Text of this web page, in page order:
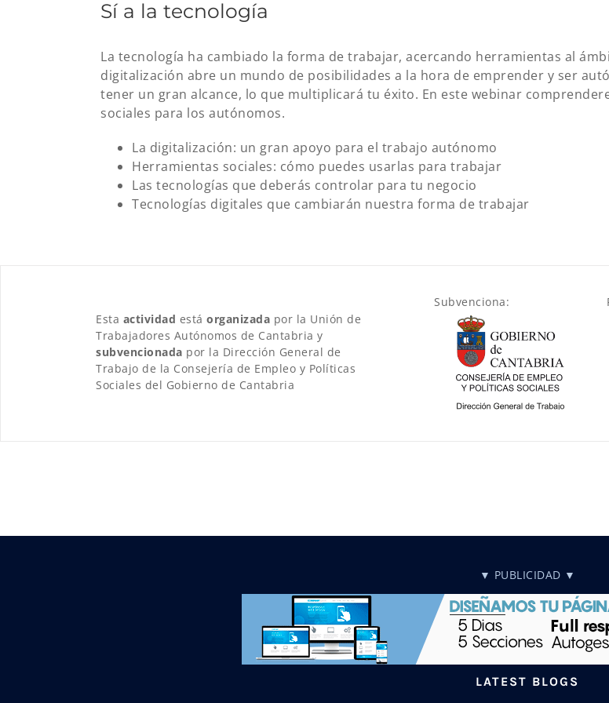
Sí a la tecnología
La tecnología ha cambiado la forma de trabajar, acercando herramientas al
digitalización abre un mundo de posibilidades a la hora de emprender y ser
tener un gran alcance, lo que multiplicará tu éxito. En este webinar
sociales para los autónomos.
La digitalización: un gran apoyo para el trabajo autónomo
Herramientas sociales: cómo puedes usarlas para trabajar
Las tecnologías que deberás controlar para tu negocio
Tecnologías digitales que cambiarán nuestra forma de trabajar
Esta actividad está organizada por la Unión de
Trabajadores Autónomos de Cantabria y
subvencionada por la Dirección General de
Trabajo de la Consejería de Empleo y Políticas
Sociales del Gobierno de Cantabria
Subvenciona:
▼ PUBLICIDAD ▼
LATEST BLOGS